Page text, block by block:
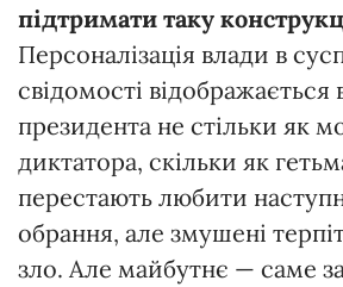
підтримати таку
Персоналізація влади в
свідомості відображається
президента не стільки як
диктатора, скільки як
перестають любити
обрання, але змушені
зло. Але майбутнє — саме